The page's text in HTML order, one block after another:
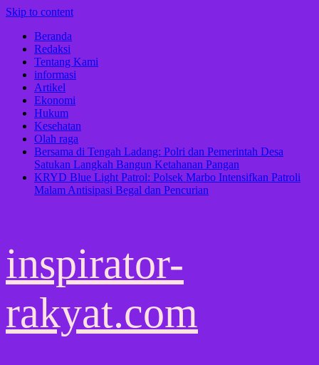
Skip to content
Beranda
Redaksi
Tentang Kami
informasi
Artikel
Ekonomi
Hukum
Kesehatan
Olah raga
Bersama di Tengah Ladang: Polri dan Pemerintah Desa
Satukan Langkah Bangun Ketahanan Pangan
KRYD Blue Light Patrol: Polsek Marbo Intensifkan Patroli
Malam Antisipasi Begal dan Pencurian
inspirator-
rakyat.com